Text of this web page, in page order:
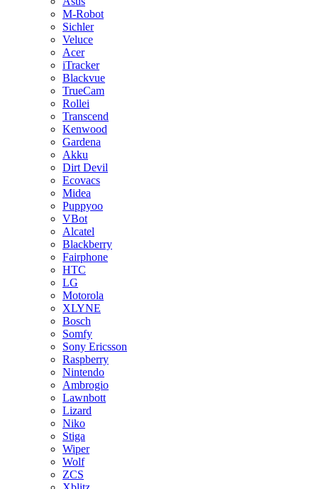
M-Robot
Sichler
Veluce
Acer
iTracker
Blackvue
TrueCam
Rollei
Transcend
Kenwood
Gardena
Akku
Dirt Devil
Ecovacs
Midea
Puppyoo
VBot
Alcatel
Blackberry
Fairphone
HTC
LG
Motorola
XLYNE
Bosch
Somfy
Sony Ericsson
Raspberry
Nintendo
Ambrogio
Lawnbott
Lizard
Niko
Stiga
Wiper
Wolf
ZCS